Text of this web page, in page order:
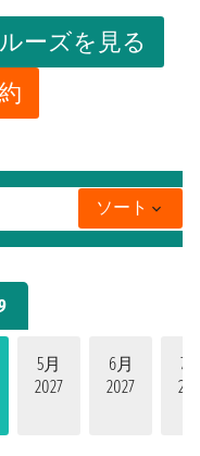
5月
2027
6月
2027
7
ーズを見る
ソート